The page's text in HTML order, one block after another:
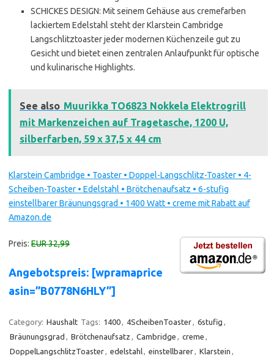
SCHICKES DESIGN: Mit seinem Gehäuse aus cremefarben
lackiertem Edelstahl steht der Klarstein Cambridge
Langschlitztoaster jeder modernen Küchenzeile gut zu
Gesicht und bietet einen zentralen Anlaufpunkt für optische
und kulinarische Highlights.
See also Muurikka TO6823 Nokkela Elektrogrill
mit Markenzeichen auf Tragetasche, 1200 U,
silberfarben, 59 x 37,5 x 44 cm
Klarstein Cambridge • Toaster • Doppel-Langschlitz-Toaster • 4-
Scheiben-Toaster • Edelstahl • Brötchenaufsatz • 6-stufig
einstellbarer Bräunungsgrad • 1400 Watt • creme mit Rabatt auf
Amazon.de
Preis: EUR 32,99
Angebotspreis: [wpramaprice
asin=”B0778N6HLY”]
Category: Haushalt Tags: 1400, 4ScheibenToaster, 6stufig ,
Bräunungsgrad , Brötchenaufsatz , Cambridge , creme ,
DoppelLangschlitzToaster, edelstahl, einstellbarer, Klarstein ,